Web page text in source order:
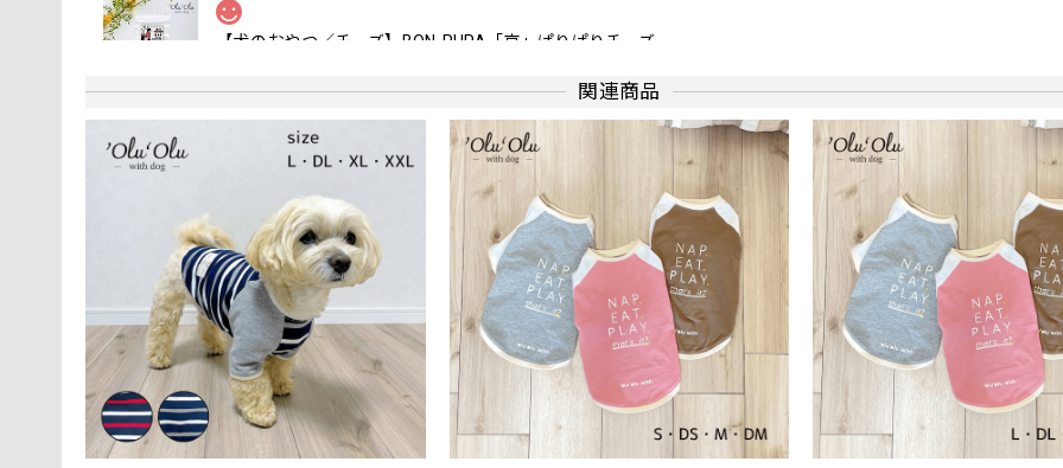
【犬のおやつ／チーズ】BON-RUPA「京」ぱりぱりチーズ
ダイエット中の我が家のわんこに、数枚ずつ時間を空けてあげてます。 国産チーズなので、安心してあげられます。
【 COCOWALK 】カシャカシャスターハンカチ おもちゃ 音が鳴るハンカチ
Ａ ミックスフルーツ／ピンク
2024/04/27
まだまだよだれが出てしまう赤ちゃんに、とてもピッタリな商品です。
【はじめての靴】ニットソックスシューズ ファーストシューズ ベビー 靴
Ｅ、レッド／11.5~12cm
関連商品